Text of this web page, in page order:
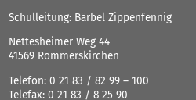
Schulleitung: Bärbel Zippenfennig
Nettesheimer Weg 44
41569 Rommerskirchen
Telefon:0 21 83 / 82 99 – 100
Telefax:0 21 83 / 8 25 90